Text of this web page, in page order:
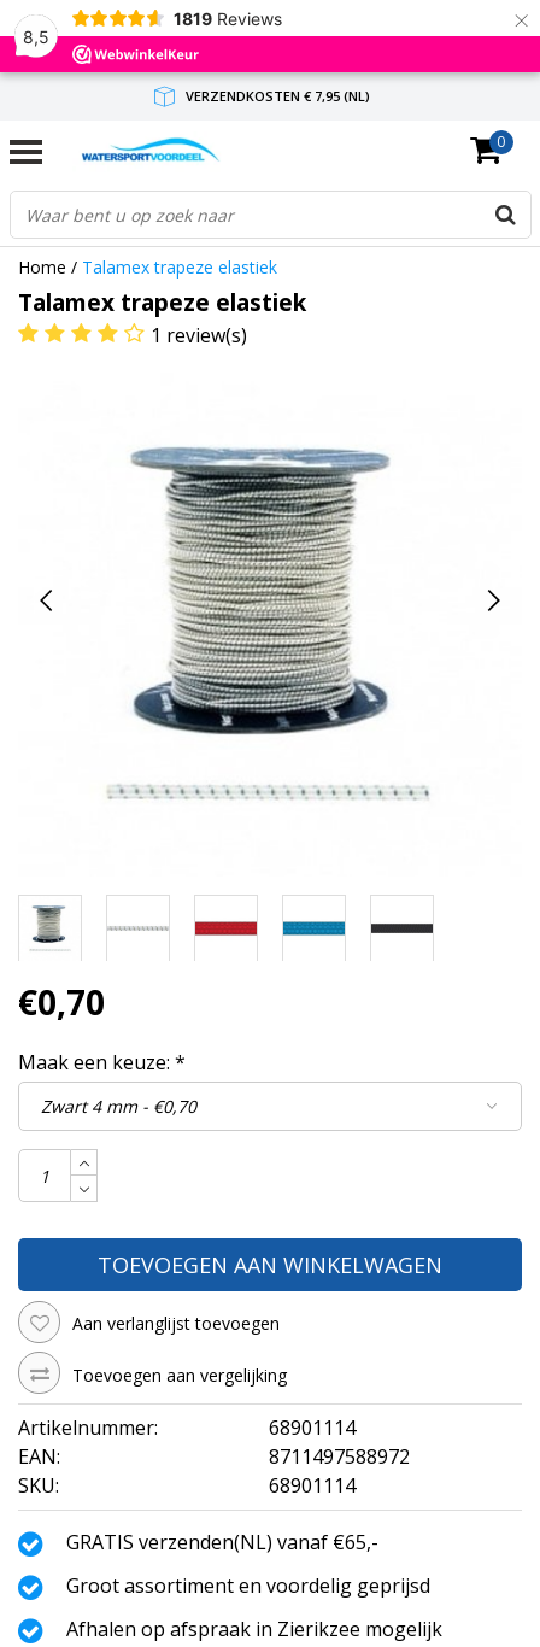
8,5
1819 Reviews ×
VERZENDKOSTEN € 7,95 (NL)
GRATIS VERZENDING(NL) VANAF € 65,-
BINNEN 1-3 WERKDAGEN ANTWOORD
0
Home / Talamex trapeze elastiek
Talamex trapeze elastiek
1 review(s)
€0,70
Maak een keuze: *
TOEVOEGEN AAN WINKELWAGEN
Aan verlanglijst toevoegen
Toevoegen aan vergelijking
Artikelnummer:
68901114
EAN:
8711497588972
SKU:
68901114
GRATIS verzenden(NL) vanaf €65,-
Groot assortiment en voordelig geprijsd
Afhalen op afspraak in Zierikzee mogelijk